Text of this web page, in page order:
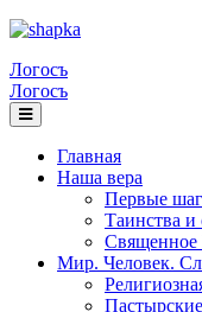
Логосъ
Логосъ
Главная
Наша вера
Первые
Таинства
Священное
Мир. Человек.